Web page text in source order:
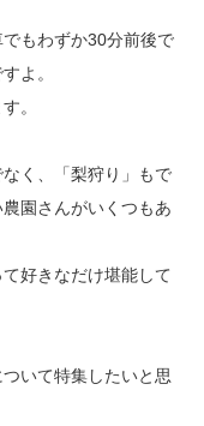
もわずか30分前後で
よ。
。
く、「梨狩り」もで
園さんがいくつもあ
好きなだけ堪能して
いて特集したいと思